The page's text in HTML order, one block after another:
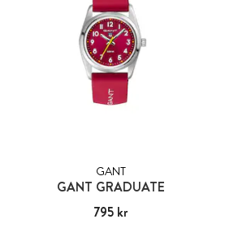
GANT
GANT GRADUATE
Pris:795 kr
795 kr